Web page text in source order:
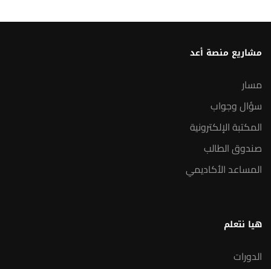
مشاريع منصة أعد
مسار
سؤال وجواب
المكتبة الإلكترونية
صندوق الطالب
المساعد الأكاديمي
هيا نتعلم
الدورات